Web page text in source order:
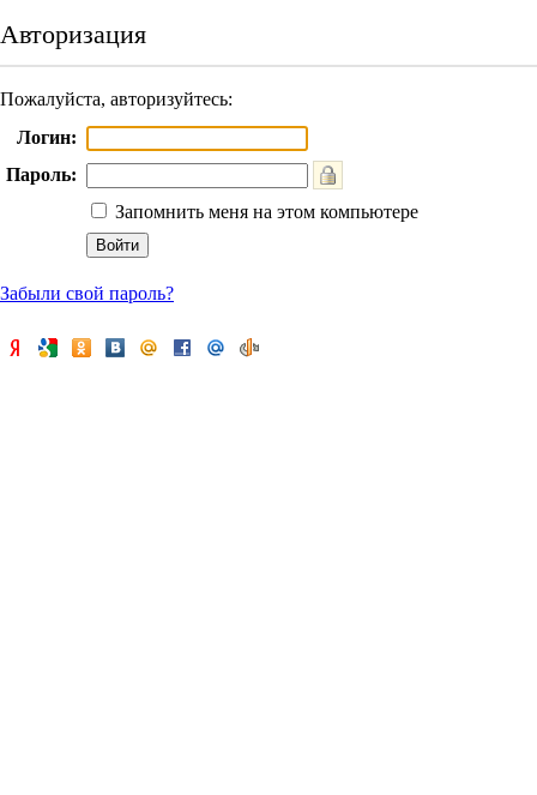
Авторизация
Пожалуйста, авторизуйтесь:
Логин:
Пароль:
Запомнить меня на этом компьютере
Забыли свой пароль?